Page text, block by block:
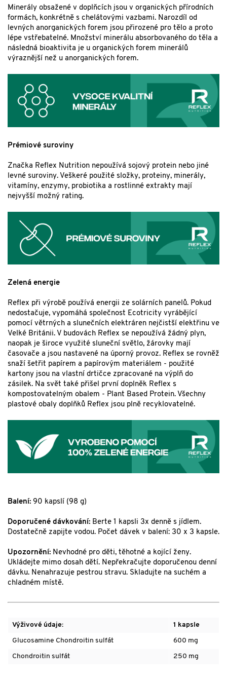
Minerály obsažené v doplňcích jsou v organických přírodních
formách, konkrétně s chelátovými vazbami. Narozdíl od
levných anorganických forem jsou přirozené pro tělo a proto
lépe vstřebatelné. Množství minerálu absorbovaného do těla a
následná bioaktivita je u organických forem minerálů
výraznější než u anorganických forem.
Prémiové suroviny
Značka Reflex Nutrition nepoužívá sojový protein nebo jiné
levné suroviny. Veškeré použité složky, proteiny, minerály,
vitamíny, enzymy, probiotika a rostlinné extrakty mají
nejvyšší možný rating.
Zelená energie
Reflex při výrobě používá energii ze solárních panelů. Pokud
nedostačuje, vypomáhá společnost Ecotricity vyrábějící
pomocí větrných a slunečních elektráren nejčistší elektřinu ve
Velké Británii. V budovách Reflex se nepoužívá žádný plyn,
naopak je široce využité sluneční světlo, žárovky mají
časovače a jsou nastavené na úporný provoz. Reflex se rovněž
snaží šetřit papírem a papírovým materiálem - použité
kartony jsou na vlastní drtičce zpracované na výplň do
zásilek. Na svět také přišel první doplněk Reflex s
kompostovatelným obalem - Plant Based Protein. Všechny
plastové obaly doplňků Reflex jsou plně recyklovatelné.
Balení: 90 kapslí (98 g)
Doporučené dávkování: Berte 1 kapsli 3x denně s jídlem.
Dostatečně zapijte vodou. Počet dávek v balení: 30 x 3 kapsle.
Upozornění: Nevhodné pro děti, těhotné a kojící ženy.
Ukládejte mimo dosah dětí. Nepřekračujte doporučenou denní
dávku. Nenahrazuje pestrou stravu. Skladujte na suchém a
chladném místě.
Výživové údaje: 1 kapsle
Glucosamine Chondroitin sulfát 600 mg
Chondroitin sulfát 250 mg